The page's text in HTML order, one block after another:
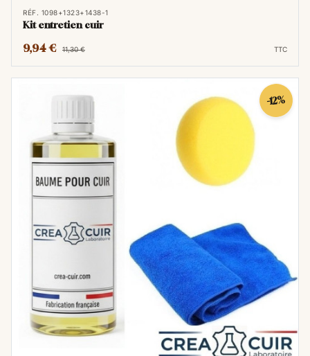
RÉF. 1098+1323+1438-1
Kit entretien cuir
9,94 € 11,30 € TTC
-12%